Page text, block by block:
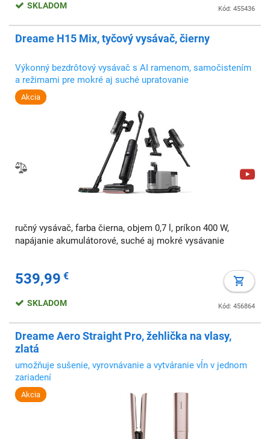
Kód: 455436
SKLADOM
Dreame H15 Mix, tyčový vysávač, čierny
Výkonný bezdrôtový vysávač s AI ramenom, samočistením
a režimami pre mokré aj suché upratovanie
Akcia
ručný vysávač, farba čierna, objem 0,7 l, príkon 400 W,
napájanie akumulátorové, suché aj mokré vysávanie
539,99 €
Kód: 456864
SKLADOM
Dreame Aero Straight Pro, žehlička na vlasy,
zlatá
umožňuje sušenie, vyrovnávanie a vytváranie vĺn v jednom
zariadení
Akcia